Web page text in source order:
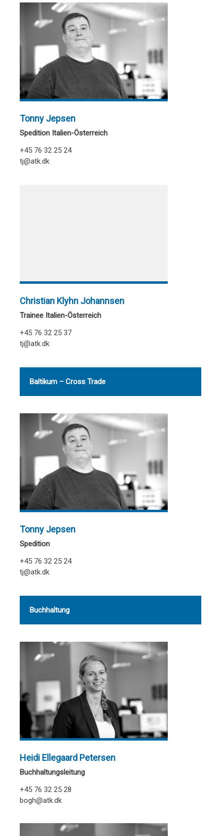
Tonny Jepsen
Spedition Italien-Österreich
+45 76 32 25 24
tj@atk.dk
Christian Klyhn Johannsen
Trainee Italien-Österreich
+45 76 32 25 37
tj@atk.dk
Baltikum – Cross Trade
Tonny Jepsen
Spedition
+45 76 32 25 24
tj@atk.dk
Buchhaltung
Heidi Ellegaard Petersen
Buchhaltungsleitung
+45 76 32 25 28
bogh@atk.dk